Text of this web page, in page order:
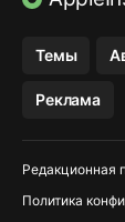
Темы
Реклама
Редакционная
Политика